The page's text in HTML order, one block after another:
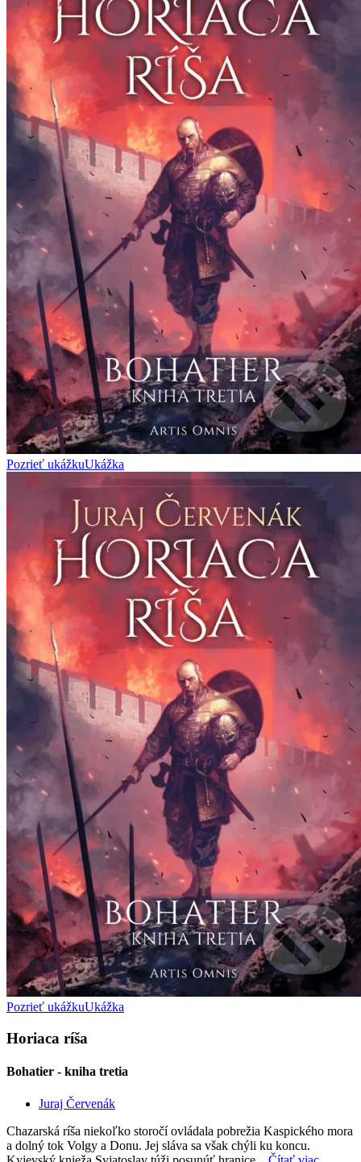
Pozrieť ukážkuUkážka
Pozrieť ukážkuUkážka
Horiaca ríša
Bohatier - kniha tretia
Juraj Červenák
Chazarská ríša niekoľko storočí ovládala pobrežia Kaspického mora
a dolný tok Volgy a Donu. Jej sláva sa však chýli ku koncu.